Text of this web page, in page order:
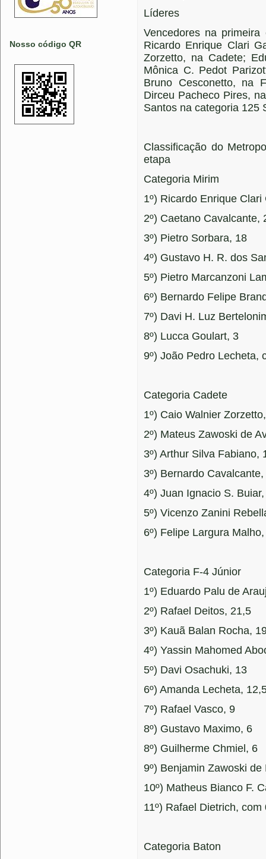
Nosso código QR
Líderes
Vencedores na
Ricardo Enrique Clari
Zorzetto, na Cadete;
Mônica C. Pedot
Bruno Cesconetto, na
Dirceu Pacheco Pires,
Santos na categoria 125
Classificação do
etapa
Categoria Mirim
1º) Ricardo Enrique
2º) Caetano Cavalcante,
3º) Pietro Sorbara, 18
4º) Gustavo H. R. dos
5º) Pietro Marcanzoni
6º) Bernardo Felipe
7º) Davi H. Luz
8º) Lucca Goulart, 3
9º) João Pedro Lecheta,
Categoria Cadete
1º) Caio Walnier
2º) Mateus Zawoski de
3º) Arthur Silva Fabiano,
3º) Bernardo
4º) Juan Ignacio S.
5º) Vicenzo Zanini
6º) Felipe Largura
Categoria F-4 Júnior
1º) Eduardo Palu de
2º) Rafael Deitos, 21,5
3º) Kauã Balan Rocha,
4º) Yassin Mahomed
5º) Davi Osachuki, 13
6º) Amanda Lecheta,
7º) Rafael Vasco, 9
8º) Gustavo Maximo, 6
8º) Guilherme Chmiel, 6
9º) Benjamin Zawoski de
10º) Matheus Bianco F.
11º) Rafael Dietrich, com
Categoria Baton